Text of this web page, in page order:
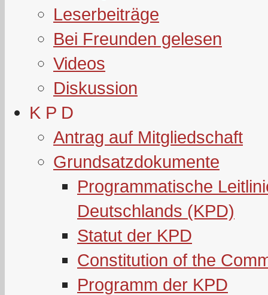
Leserbeiträge
Bei Freunden gelesen
Videos
Diskussion
K P D
Antrag auf Mitgliedschaft
Grundsatzdokumente
Programmatische
Deutschlands (KPD)
Statut der KPD
Constitution of the
Programm der KPD